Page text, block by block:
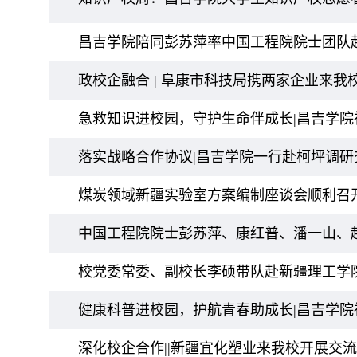
昌吉学院陪同彭苏萍率中国工程院院士团队
政校企融合 | 阜康市科技局携两家企业来我
急救知识进校园，守护生命伴成长|昌吉学
落实战略合作协议|昌吉学院一行赴柯坪调
煤炭领域新疆实验室方案编制座谈会顺利召
中国工程院院士彭苏萍、康红普、潘一山
校党委常委、副校长李硕带队赴新疆理工学
健康科普进校园，护航青春助成长|昌吉学
深化校企合作||新疆宜化塑业来我校开展交